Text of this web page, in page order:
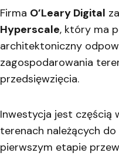
Firma O’Leary Digital
Hyperscale, który ma
architektoniczny
zagospodarowania
przedsięwzięcia.
Inwestycja jest częścią
terenach należących
pierwszym etapie